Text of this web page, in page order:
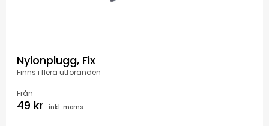
Nylonplugg, Fix
Finns i flera utföranden
Från
49 kr inkl. moms